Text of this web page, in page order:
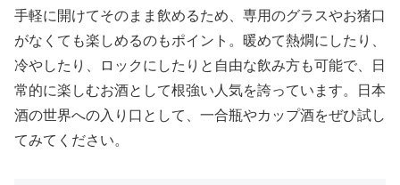
手軽に開けてそのまま飲めるため、専用のグラスやお猪口
がなくても楽しめるのもポイント。暖めて熱燗にしたり、
冷やしたり、ロックにしたりと自由な飲み方も可能で、日
常的に楽しむお酒として根強い人気を誇っています。日本
酒の世界への入り口として、一合瓶やカップ酒をぜひ試し
てみてください。